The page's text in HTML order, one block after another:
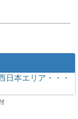
日本エリア・・・